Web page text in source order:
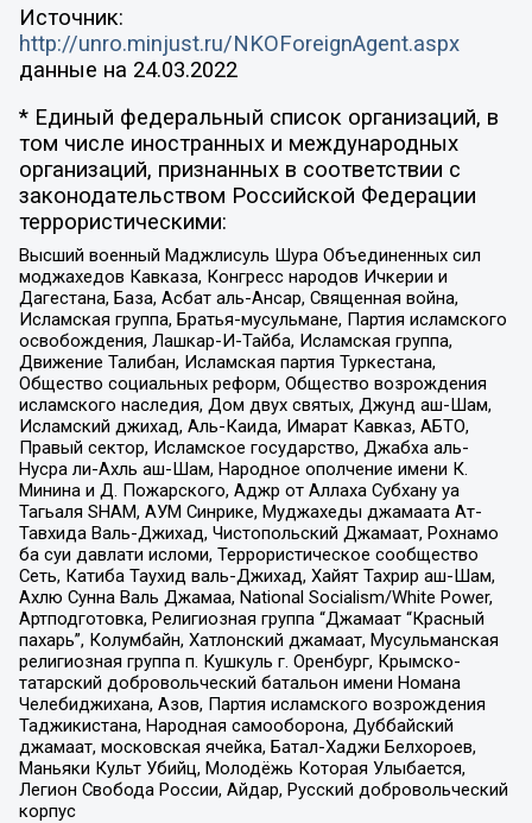
Источник:
http://unro.minjust.ru/NKOForeignAgent.aspx
данные на 24.03.2022
* Единый федеральный список организаций, в
том числе иностранных и международных
организаций, признанных в соответствии с
законодательством Российской Федерации
террористическими:
Высший военный Маджлисуль Шура Объединенных сил
моджахедов Кавказа, Конгресс народов Ичкерии и
Дагестана, База, Асбат аль-Ансар, Священная война,
Исламская группа, Братья-мусульмане, Партия исламского
освобождения, Лашкар-И-Тайба, Исламская группа,
Движение Талибан, Исламская партия Туркестана,
Общество социальных реформ, Общество возрождения
исламского наследия, Дом двух святых, Джунд аш-Шам,
Исламский джихад, Аль-Каида, Имарат Кавказ, АБТО,
Правый сектор, Исламское государство, Джабха аль-
Нусра ли-Ахль аш-Шам, Народное ополчение имени К.
Минина и Д. Пожарского, Аджр от Аллаха Субхану уа
Тагьаля SHAM, АУМ Синрике, Муджахеды джамаата Ат-
Тавхида Валь-Джихад, Чистопольский Джамаат, Рохнамо
ба суи давлати исломи, Террористическое сообщество
Сеть, Катиба Таухид валь-Джихад, Хайят Тахрир аш-Шам,
Ахлю Сунна Валь Джамаа, National Socialism/White Power,
Артподготовка, Религиозная группа “Джамаат “Красный
пахарь”, Колумбайн, Хатлонский джамаат, Мусульманская
религиозная группа п. Кушкуль г. Оренбург, Крымско-
татарский добровольческий батальон имени Номана
Челебиджихана, Азов, Партия исламского возрождения
Таджикистана, Народная самооборона, Дуббайский
джамаат, московская ячейка, Батал-Хаджи Белхороев,
Маньяки Культ Убийц, Молодёжь Которая Улыбается,
Легион Свобода России, Айдар, Русский добровольческий
корпус